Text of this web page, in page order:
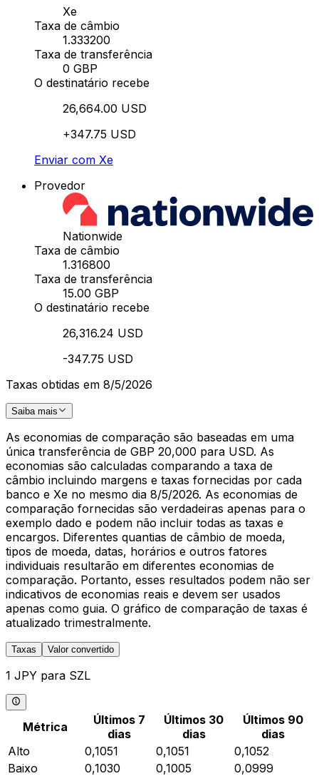
Xe
Taxa de câmbio
1.333200
Taxa de transferência
0 GBP
O destinatário recebe
26,664.00 USD
+347.75 USD
Enviar com Xe
Provedor
Nationwide
Taxa de câmbio
1.316800
Taxa de transferência
15.00 GBP
O destinatário recebe
26,316.24 USD
-347.75 USD
Taxas obtidas em 8/5/2026
Saiba mais
As economias de comparação são baseadas em uma
única transferência de GBP 20,000 para USD. As
economias são calculadas comparando a taxa de
câmbio incluindo margens e taxas fornecidas por cada
banco e Xe no mesmo dia 8/5/2026. As economias de
comparação fornecidas são verdadeiras apenas para o
exemplo dado e podem não incluir todas as taxas e
encargos. Diferentes quantias de câmbio de moeda,
tipos de moeda, datas, horários e outros fatores
individuais resultarão em diferentes economias de
comparação. Portanto, esses resultados podem não ser
indicativos de economias reais e devem ser usados
apenas como guia. O gráfico de comparação de taxas é
atualizado trimestralmente.
Taxas Valor convertido
1 JPY para SZL
Métrica
Últimos 7
dias
Últimos 30
dias
Últimos 90
dias
Alto
0,1051 0,1051
0,1052
Baixo
0,1030 0,1005
0,0999